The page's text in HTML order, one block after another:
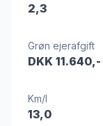
2,3
Grøn ejerafgift
DKK 11.640,-
Km/l
13,0